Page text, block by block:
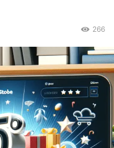
266